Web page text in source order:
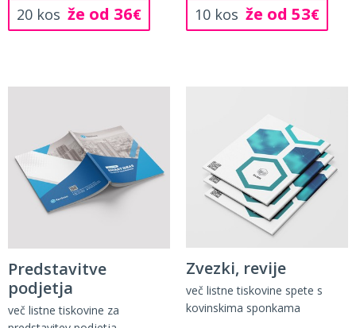
20 kos že od 36€ 10 kos že od 53€
Predstavitve
podjetja
več listne tiskovine za
Zvezki, revije
več listne tiskovine spete s
kovinskima sponkama